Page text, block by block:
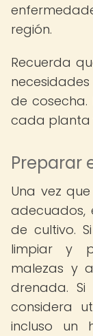
región.
Recuerda
de cosecha.
cada planta
Preparar
Una vez
adecuados,
de cultivo.
limpiar y
malezas y
drenada.
considera
incluso un